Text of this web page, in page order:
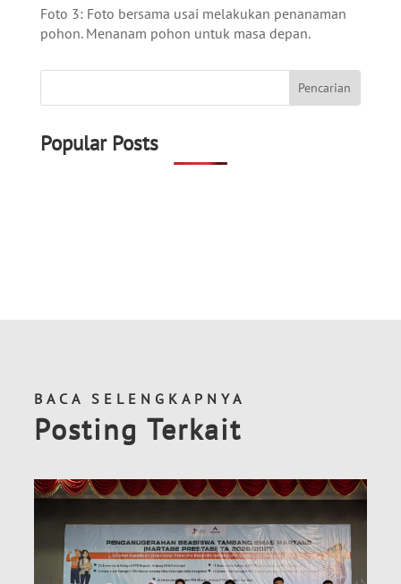
Foto 3: Foto bersama usai melakukan penanaman
pohon. Menanam pohon untuk masa depan.
Popular Posts
BACA SELENGKAPNYA
Posting Terkait